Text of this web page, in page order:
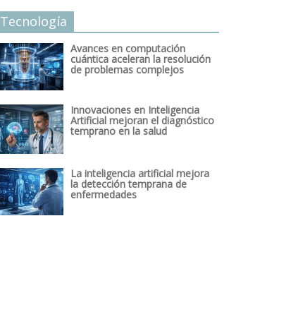
Tecnología
Avances en computación
cuántica aceleran la resolución
de problemas complejos
Innovaciones en Inteligencia
Artificial mejoran el diagnóstico
temprano en la salud
La inteligencia artificial mejora
la detección temprana de
enfermedades